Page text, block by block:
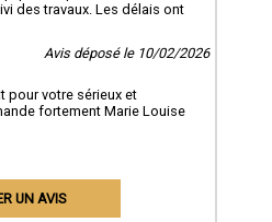
des travaux. Les délais ont
Avis déposé le 10/02/2026
pour votre sérieux et
fortement Marie Louise
UN AVIS